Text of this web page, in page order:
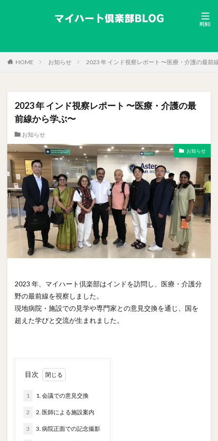
HOME お知らせ 2023 年 インド視察レポート 〜医療・介護の最前
2023 年 インド視察レポート 〜医療・介護の最
前線から学ぶ〜
お知らせ
お知らせ
2023 年、マイハート倶楽部はインドを訪問し、医療・介護分
野の最前線を視察しました。
現地病院・施設での見学や専門家との意見交換を通じ、国を
超えた学びと交流が生まれました。
目次
1 1. 会議での意見交換
2 2. 医師による施設案内
3 3. 病院正面での記念撮影